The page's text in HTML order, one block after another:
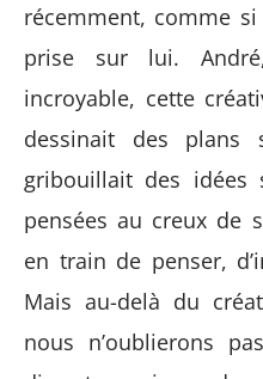
récemment, comme
prise sur lui.
incroyable, cette
dessinait des
gribouillait des
pensées au creux de
en train de penser,
Mais au-delà du
nous n’oublierons